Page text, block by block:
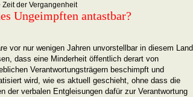
der Vergangenheit
Ungeimpften antastbar?
vor nur wenigen Jahren unvorstellbar in diesem Land
dass eine Minderheit öffentlich derart von
Verantwortungsträgern beschimpft und
wird, wie es aktuell geschieht, ohne dass die
der verbalen Entgleisungen dafür zur Verantwortung